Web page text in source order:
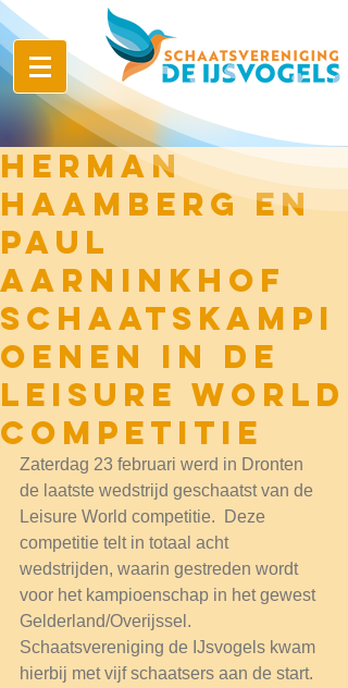
Herman
Haamberg en
Paul
Aarninkhof
schaatskampi
oenen in de
Leisure World
Competitie
Zaterdag 23 februari werd in Dronten
de laatste wedstrijd geschaatst van de
Leisure World competitie.  Deze
competitie telt in totaal acht
wedstrijden, waarin gestreden wordt
voor het kampioenschap in het gewest
Gelderland/Overijssel.
Schaatsvereniging de IJsvogels kwam
hierbij met vijf schaatsers aan de start.